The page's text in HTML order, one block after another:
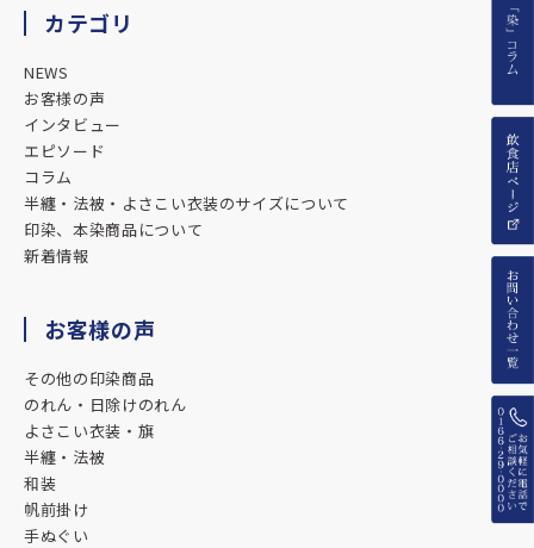
カテゴリ
NEWS
お客様の声
インタビュー
エピソード
コラム
半纏・法被・よさこい衣装のサイズについて
印染、本染商品について
新着情報
お客様の声
その他の印染商品
のれん・日除けのれん
よさこい衣装・旗
半纏・法被
和装
帆前掛け
手ぬぐい